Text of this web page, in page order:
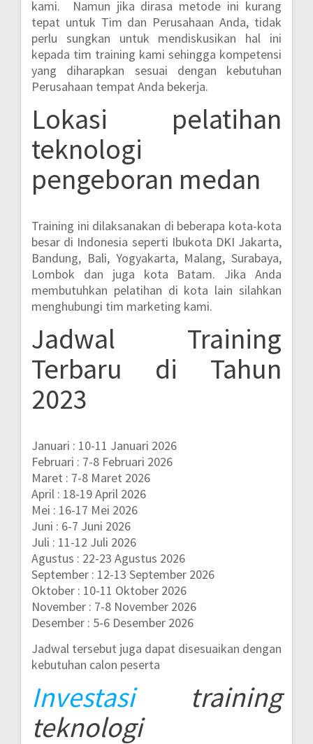
kami. Namun jika dirasa metode ini kurang
tepat untuk Tim dan Perusahaan Anda, tidak
perlu sungkan untuk mendiskusikan hal ini
kepada tim training kami sehingga kompetensi
yang diharapkan sesuai dengan kebutuhan
Perusahaan tempat Anda bekerja.
Lokasi pelatihan
teknologi
pengeboran medan
Training ini dilaksanakan di beberapa kota-kota
besar di Indonesia seperti Ibukota DKI Jakarta,
Bandung, Bali, Yogyakarta, Malang, Surabaya,
Lombok dan juga kota Batam. Jika Anda
membutuhkan pelatihan di kota lain silahkan
menghubungi tim marketing kami.
Jadwal Training
Terbaru di Tahun
2023
Januari : 10-11 Januari 2026
Februari : 7-8 Februari 2026
Maret : 7-8 Maret 2026
April : 18-19 April 2026
Mei : 16-17 Mei 2026
Juni : 6-7 Juni 2026
Juli : 11-12 Juli 2026
Agustus : 22-23 Agustus 2026
September : 12-13 September 2026
Oktober : 10-11 Oktober 2026
November : 7-8 November 2026
Desember : 5-6 Desember 2026
Jadwal tersebut juga dapat disesuaikan dengan
kebutuhan calon peserta
Investasi training
teknologi